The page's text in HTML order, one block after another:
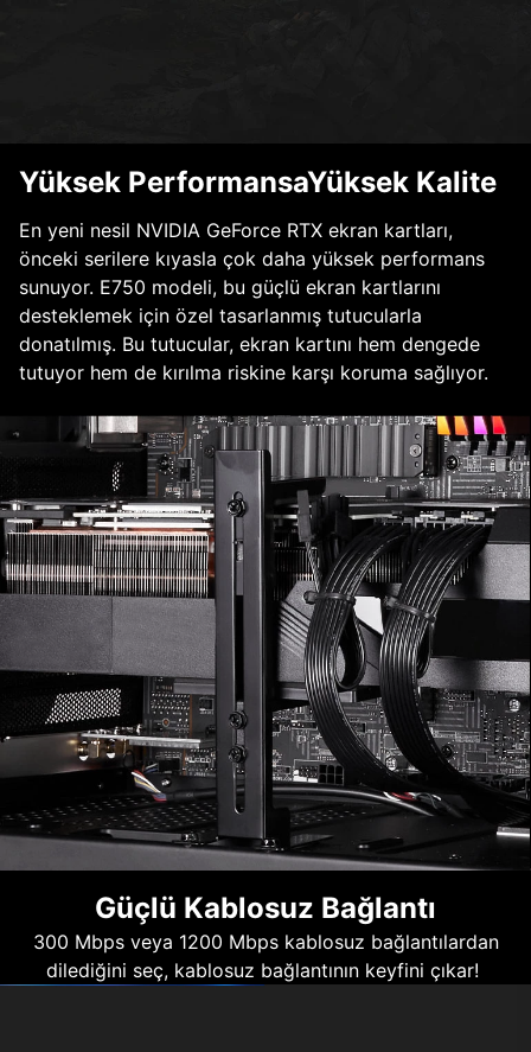
Yüksek PerformansaYüksek Kalite
En yeni nesil NVIDIA GeForce RTX ekran kartları,
önceki serilere kıyasla çok daha yüksek performans
sunuyor. E750 modeli, bu güçlü ekran kartlarını
desteklemek için özel tasarlanmış tutucularla
donatılmış. Bu tutucular, ekran kartını hem dengede
tutuyor hem de kırılma riskine karşı koruma sağlıyor.
Güçlü Kablosuz Bağlantı
300 Mbps veya 1200 Mbps kablosuz bağlantılardan
dilediğini seç, kablosuz bağlantının keyfini çıkar!